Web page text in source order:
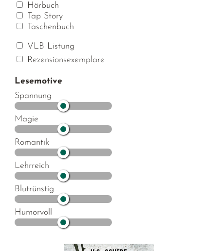
Hörbuch
Tap Story
Taschenbuch
VLB Listung
Rezensionsexemplare
Lesemotive
Spannung
Magie
Romantik
Lehrreich
Blutrünstig
Humorvoll